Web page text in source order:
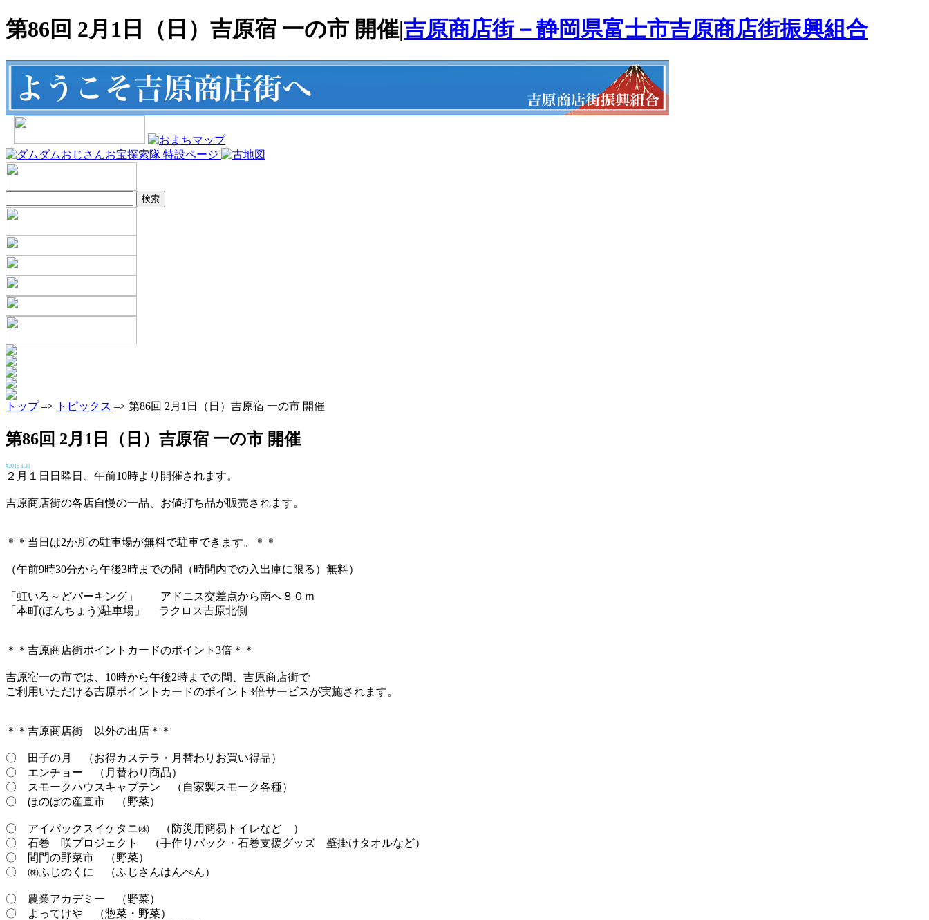
第86回 2月1日（日）吉原宿 一の市 開催|吉原商店街－静岡県富士市吉原商店街振興組合
トップ–> トピックス –> 第86回 2月1日（日）吉原宿 一の市 開催
第86回 2月1日（日）吉原宿 一の市 開催
#2015.1.31
２月１日日曜日、午前10時より開催されます。
吉原商店街の各店自慢の一品、お値打ち品が販売されます。
＊＊当日は2か所の駐車場が無料で駐車できます。＊＊
（午前9時30分から午後3時までの間（時間内での入出庫に限る）無料）
「虹いろ～どパーキング」 アドニス交差点から南へ８０ｍ
「本町(ほんちょう)駐車場」 ラクロス吉原北側
＊＊吉原商店街ポイントカードのポイント3倍＊＊
吉原宿一の市では、10時から午後2時までの間、吉原商店街で
ご利用いただける吉原ポイントカードのポイント3倍サービスが実施されます。
＊＊吉原商店街 以外の出店＊＊
〇 田子の月 （お得カステラ・月替わりお買い得品）
〇 エンチョー （月替わり商品）
〇 スモークハウスキャプテン （自家製スモーク各種）
〇 ほのぼの産直市 （野菜）
〇 アイパックスイケタニ㈱ （防災用簡易トイレなど ）
〇 石巻 咲プロジェクト （手作りバック・石巻支援グッズ 壁掛けタオルなど）
〇 間門の野菜市 （野菜）
〇 ㈱ふじのくに （ふじさんはんぺん）
〇 農業アカデミー （野菜）
〇 よってけや （惣菜・野菜）